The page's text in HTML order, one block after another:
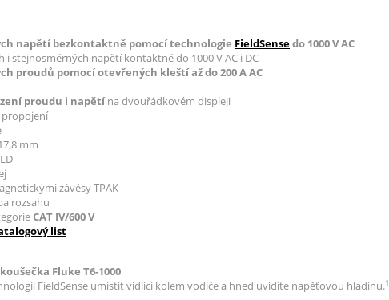
napětí bezkontaktně pomocí technologie FieldSensedo 1000 V AC
i stejnosměrných napětí kontaktně do 1000 V AC i DC
proudů pomocí otevřených kleští až do 200 A AC
proudu i napětína dvouřádkovém displeji
mm
závěsy TPAK
rozsahu
CAT IV/600 V
list
Fluke T6-1000
FieldSense umístit vidlici kolem vodiče a hned uvidíte napěťovou hladinu.1